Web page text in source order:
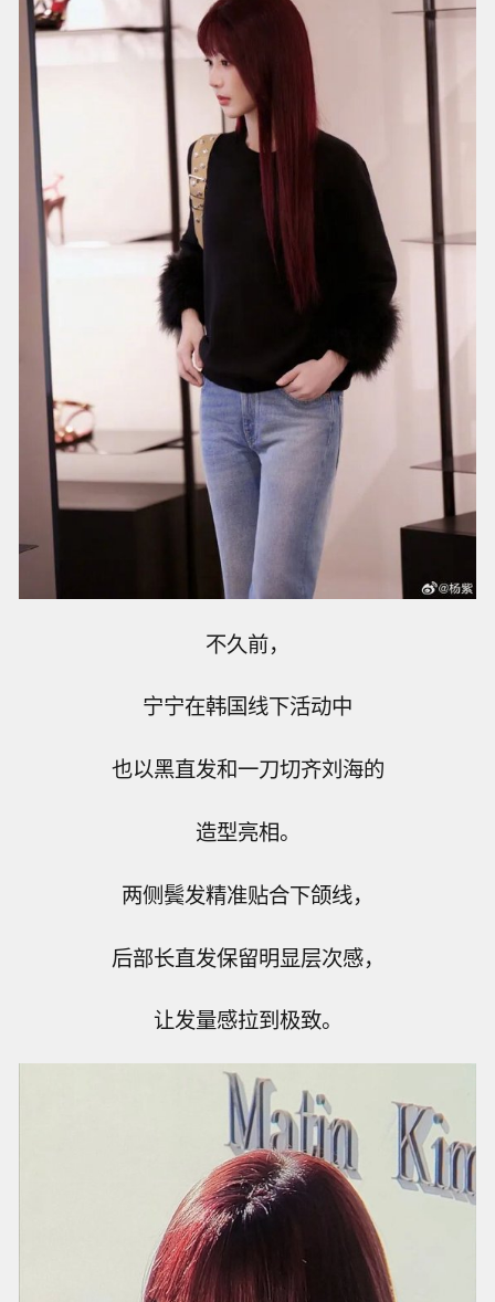
不久前，
宁宁在韩国线下活动中
也以黑直发和一刀切齐刘海的
造型亮相。
两侧鬓发精准贴合下颌线，
后部长直发保留明显层次感，
让发量感拉到极致。